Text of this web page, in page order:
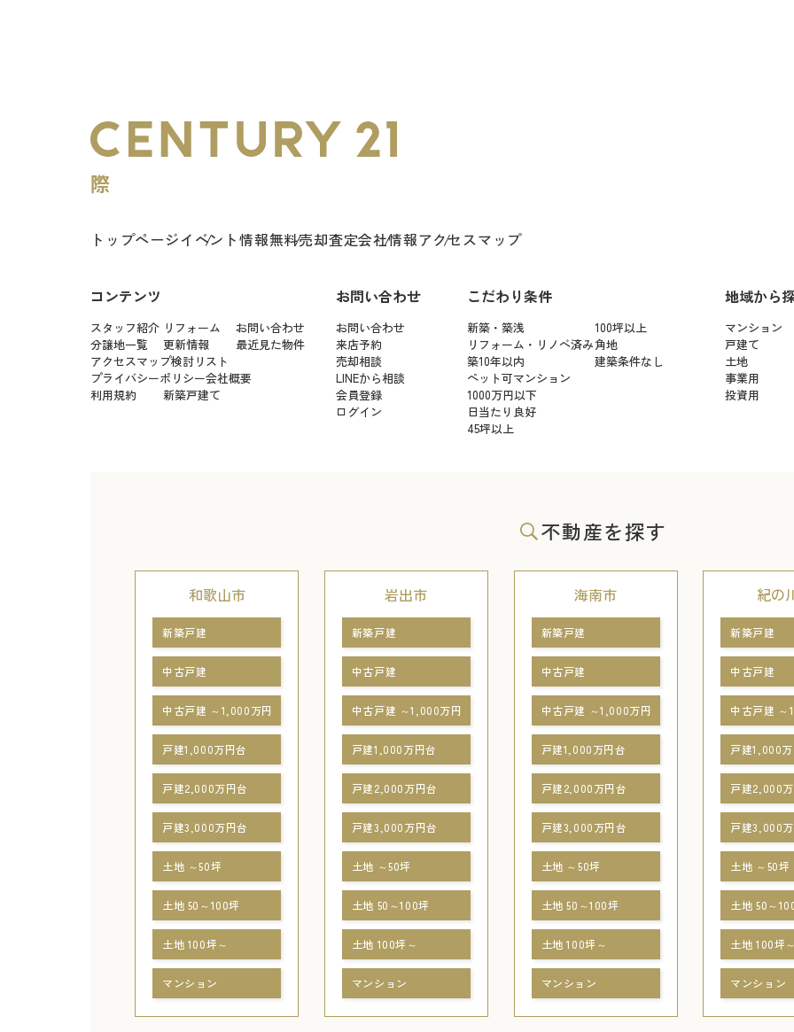
トップページイベント情報無料売却査定会社情報アクセスマップ
コンテンツ
スタッフ紹介 リフォーム
お問い合わせ
分譲地一覧
更新情報
最近見た物件
アクセスマップ検討リスト
プライバシーポリシー会社概要
利用規約
新築戸建て
お問い合わせ
お問い合わせ
来店予約
売却相談
LINEから相談
会員登録
ログイン
こだわり条件
新築・築浅
100坪以上
リフォーム・リノベ済み角地
築10年以内
建築条件なし
ペット可マンション
1000万円以下
日当たり良好
45坪以上
地域から
マンション
戸建て
土地
事業用
投資用
不動産を探す
和歌山市
新築戸建
中古戸建
中古戸建 ～1,000万円
戸建1,000万円台
戸建2,000万円台
戸建3,000万円台
土地 ～50坪
土地 50～100坪
土地 100坪～
マンション
岩出市
新築戸建
中古戸建
中古戸建 ～1,000万円
戸建1,000万円台
戸建2,000万円台
戸建3,000万円台
土地 ～50坪
土地 50～100坪
土地 100坪～
マンション
海南市
新築戸建
中古戸建
中古戸建 ～1,000万円
戸建1,000万円台
戸建2,000万円台
戸建3,000万円台
土地 ～50坪
土地 50～100坪
土地 100坪～
マンション
紀の
新築戸建
中古戸建
中古戸建 ～
戸建1,000
戸建2,000
戸建3,000
土地 ～50坪
土地 50～
土地 100坪
マンション